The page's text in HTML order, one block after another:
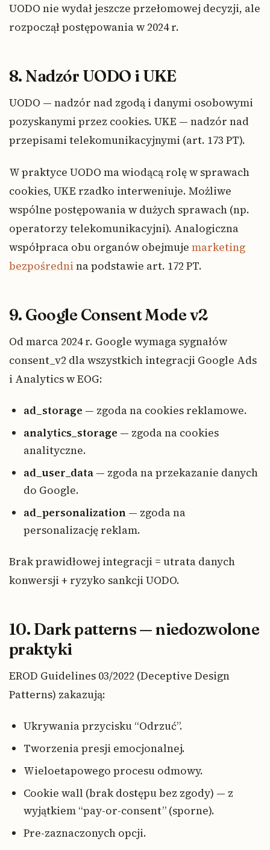
UODO nie wydał jeszcze przełomowej decyzji, ale
rozpoczął postępowania w 2024 r.
8. Nadzór UODO i UKE
UODO — nadzór nad zgodą i danymi osobowymi
pozyskanymi przez cookies. UKE — nadzór nad
przepisami telekomunikacyjnymi (art. 173 PT).
W praktyce UODO ma wiodącą rolę w sprawach
cookies, UKE rzadko interweniuje. Możliwe
wspólne postępowania w dużych sprawach (np.
operatorzy telekomunikacyjni). Analogiczna
współpraca obu organów obejmuje marketing
bezpośrednina podstawie art. 172 PT.
9. Google Consent Mode v2
Od marca 2024 r. Google wymaga sygnałów
consent_v2 dla wszystkich integracji Google Ads
i Analytics w EOG:
ad_storage — zgoda na cookies reklamowe.
analytics_storage — zgoda na cookies
analityczne.
ad_user_data — zgoda na przekazanie danych
do Google.
ad_personalization — zgoda na
personalizację reklam.
Brak prawidłowej integracji = utrata danych
konwersji + ryzyko sankcji UODO.
10. Dark patterns — niedozwolone
praktyki
EROD Guidelines 03/2022 (Deceptive Design
Patterns) zakazują:
Ukrywania przycisku “Odrzuć”.
Tworzenia presji emocjonalnej.
Wieloetapowego procesu odmowy.
Cookie wall (brak dostępu bez zgody) — z
wyjątkiem “pay-or-consent” (sporne).
Pre-zaznaczonych opcji.